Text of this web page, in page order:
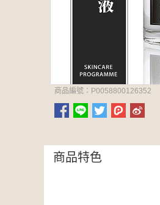
商品編號：P0058800126352
商品特色